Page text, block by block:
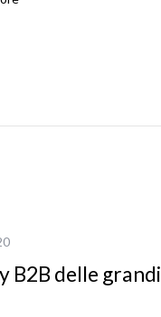
B2B delle grandi